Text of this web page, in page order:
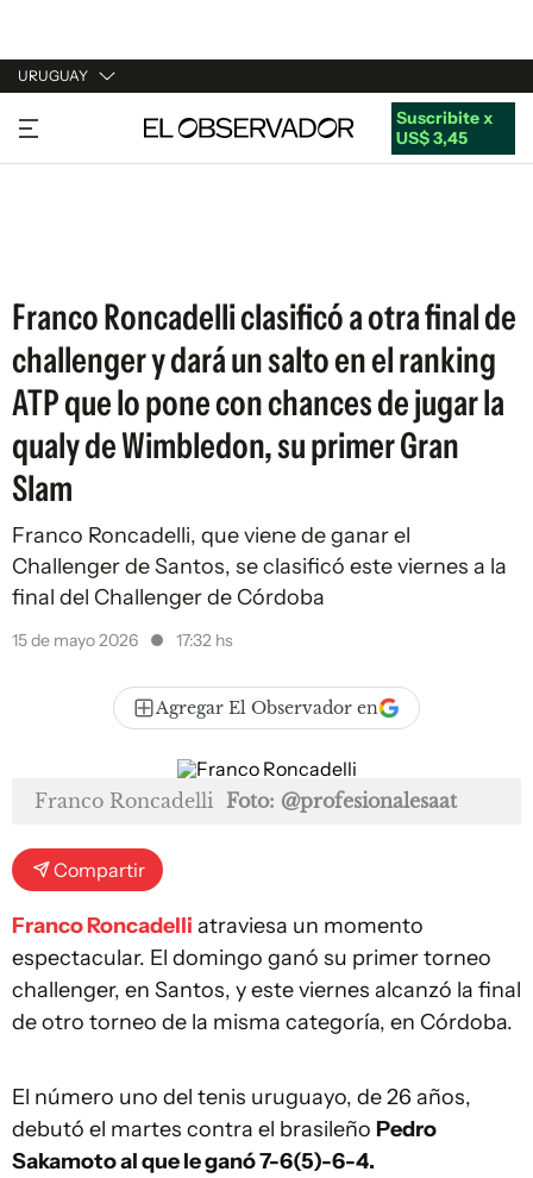
URUGUAY
URUGUAY
ARGENTINA
Suscribite x
US$ 3,45
Franco Roncadelli clasificó a otra final de
challenger y dará un salto en el ranking
ATP que lo pone con chances de jugar la
qualy de Wimbledon, su primer Gran
Slam
Franco Roncadelli, que viene de ganar el
Challenger de Santos, se clasificó este viernes a la
final del Challenger de Córdoba
15 de mayo 2026 17:32 hs
Agregar El Observador en
Franco Roncadelli Foto: @profesionalesaat
Compartir
Franco Roncadelli atraviesa un momento
espectacular. El domingo ganó su primer torneo
challenger, en Santos, y este viernes alcanzó la final
de otro torneo de la misma categoría, en Córdoba.
El número uno del tenis uruguayo, de 26 años,
debutó el martes contra el brasileño Pedro
Sakamoto al que le ganó 7-6(5)-6-4.